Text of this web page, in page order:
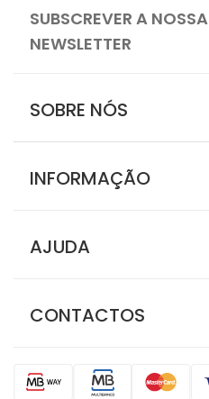
SUBSCREVER A NOSSA
NEWSLETTER
SOBRE NÓS
INFORMAÇÃO
AJUDA
CONTACTOS